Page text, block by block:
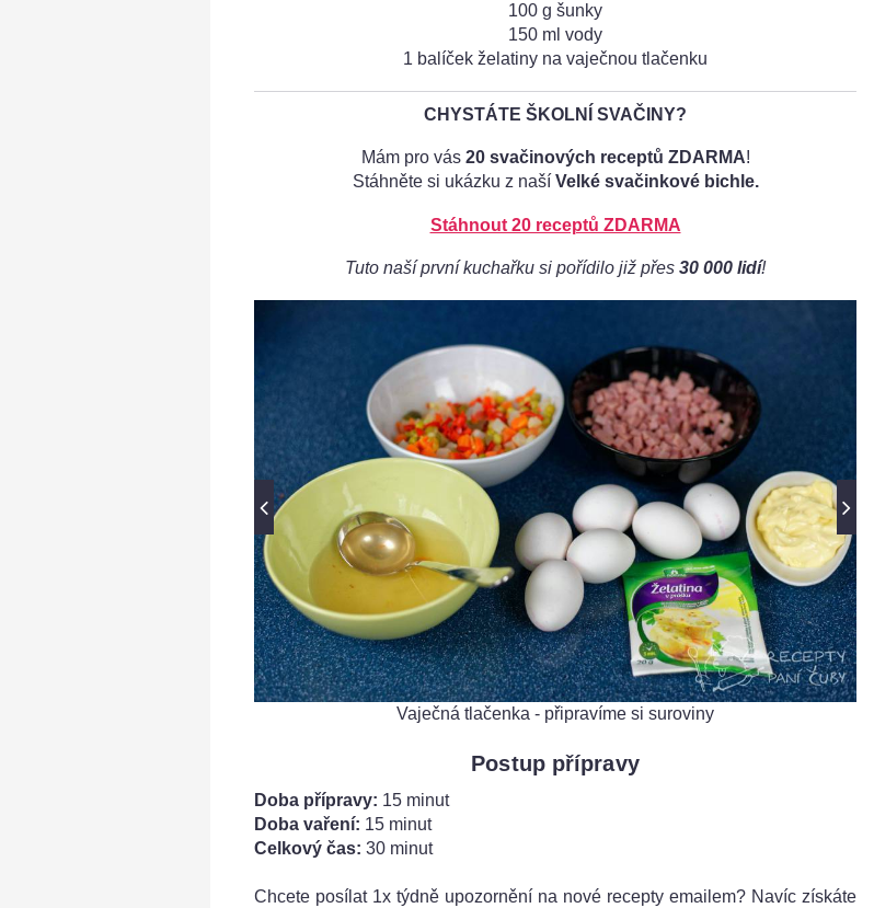
100 g šunky
150 ml vody
1 balíček želatiny na vaječnou tlačenku
CHYSTÁTE ŠKOLNÍ SVAČINY?
Mám pro vás 20 svačinových receptů ZDARMA!
Stáhněte si ukázku z naší Velké svačinkové bichle.
Stáhnout 20 receptů ZDARMA
Tuto naší první kuchařku si pořídilo již přes 30 000 lidí!
Vaječná tlačenka - připravíme si suroviny
Postup přípravy
Doba přípravy: 15 minut
Doba vaření: 15 minut
Celkový čas: 30 minut
Chcete posílat 1x týdně upozornění na nové recepty emailem? Navíc získáte